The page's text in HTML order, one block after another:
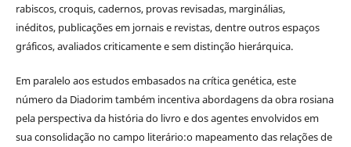
rabiscos, croquis, cadernos, provas revisadas, marginálias,
inéditos, publicações em jornais e revistas, dentre outros espaços
gráficos, avaliados criticamente e sem distinção hierárquica.
Em paralelo aos estudos embasados na crítica genética, este
número da Diadorim também incentiva abordagens da obra rosiana
pela perspectiva da história do livro e dos agentes envolvidos em
sua consolidação no campo literário:o mapeamento das relações de